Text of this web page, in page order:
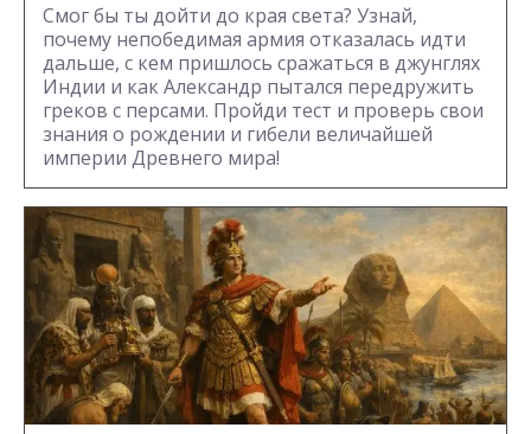
Смог бы ты дойти до края света? Узнай,
почему непобедимая армия отказалась идти
дальше, с кем пришлось сражаться в джунглях
Индии и как Александр пытался передружить
греков с персами. Пройди тест и проверь свои
знания о рождении и гибели величайшей
империи Древнего мира!